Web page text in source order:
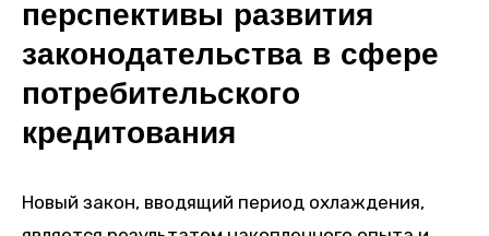
перспективы развития
законодательства в сфере
потребительского
кредитования
Новый закон, вводящий период охлаждения,